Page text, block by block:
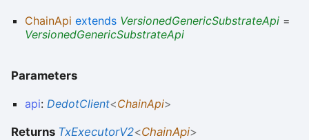
ChainApi extends VersionedGenericSubstrateApi =
VersionedGenericSubstrateApi
Parameters
api: DedotClient<ChainApi>
Returns TxExecutorV2<ChainApi>